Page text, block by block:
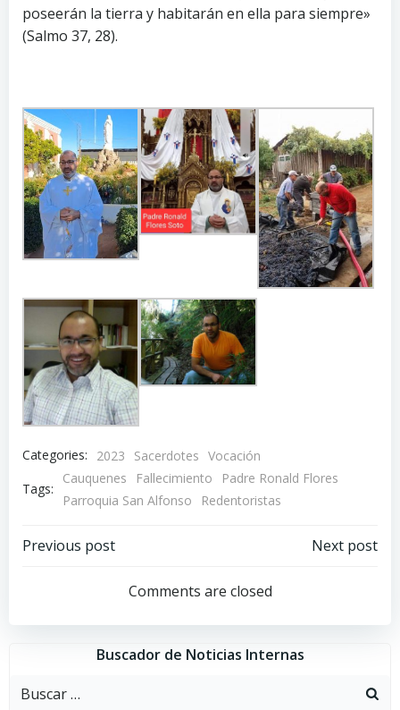
poseerán la tierra y habitarán en ella para siempre»
(Salmo 37, 28).
Categories: 2023 Sacerdotes Vocación
Tags:
Cauquenes Fallecimiento
Padre Ronald Flores
Parroquia San Alfonso
Redentoristas
Navegación
las
entradas
Previous post
Navegación
por
las
Next post
Comments are closed
Buscador de Noticias Internas
Buscar: